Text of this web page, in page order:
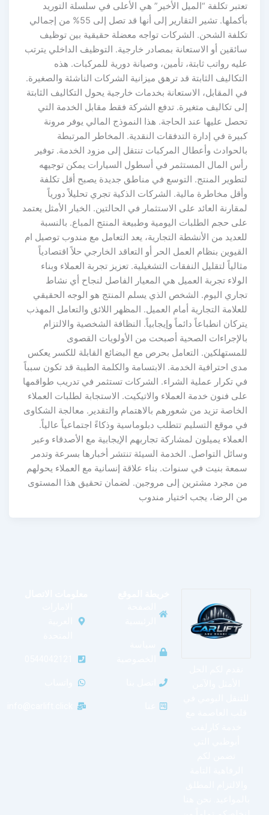
تعتبر تكلفة “الميل الأخير” هي الأعلى في سلسلة التوريد
بأكملها. تشير التقارير إلى أنها قد تصل إلى 55% من إجمالي
تكلفة الشحن. الشركات تواجه معضلة حقيقية بين توظيف
سائقين أو الاستعانة بمصادر خارجية. التوظيف الداخلي يترتب
عليه رواتب ثابتة، تأمين، وصيانة دورية للمركبات. هذه
التكاليف الثابتة قد ترهق ميزانية الشركات الناشئة والصغيرة.
في المقابل، الاستعانة بخدمات خارجية يحول التكاليف الثابتة
إلى تكاليف متغيرة. تدفع الشركة فقط مقابل الخدمة التي
تحصل عليها عند الحاجة. هذا النموذج المالي يوفر مرونة
كبيرة في إدارة التدفقات النقدية. المخاطر المرتبطة
بالحوادث وأعطال المركبات تنتقل إلى مزود الخدمة. توفير
رأس المال المستثمر في أسطول السيارات يمكن توجيهه
لتطوير المنتج. التوسع في مناطق جديدة يصبح أقل تكلفة
وأقل مخاطرة مالية. الشركات الذكية تجري تحليلاً دورياً
لمقارنة العائد على الاستثمار في الحالتين. الخيار الأمثل يعتمد
على حجم الطلبات اليومية وطبيعة المنتج المباع. بالنسبة
للعديد من الأنشطة التجارية، يعد التعامل مع مندوب توصيل ام
القيوين بنظام العمل الحر أو التعاقد الخارجي حلاً اقتصادياً
مثالياً لتقليل النفقات التشغيلية. تعزيز تجربة العملاء وبناء
الولاء تجربة العميل هي المعيار الفاصل لنجاح أي نشاط
تجاري اليوم. الشخص الذي يسلم المنتج هو الوجه الحقيقي
للعلامة التجارية أمام العميل. المظهر اللائق والتعامل المهذب
يتركان انطباعاً دائماً وإيجابياً. النظافة الشخصية والالتزام
بالإجراءات الصحية أصبحت من الأولويات القصوى
للمستهلكين. التعامل بحرص مع البضائع القابلة للكسر يعكس
مدى احترافية الخدمة. الابتسامة والكلمة الطيبة قد تكون سبباً
في تكرار عملية الشراء. الشركات تستثمر في تدريب طواقمها
على فنون خدمة العملاء والاتيكيت. الاستجابة لطلبات العملاء
الخاصة تزيد من شعورهم بالاهتمام والتقدير. معالجة الشكاوى
في موقع التسليم تتطلب دبلوماسية وذكاءً اجتماعياً عالياً.
العملاء يميلون لمشاركة تجاربهم الإيجابية مع الأصدقاء وعبر
وسائل التواصل. الخدمة السيئة تنتشر أخبارها بسرعة وتدمر
سمعة بنيت في سنوات. بناء علاقة إنسانية مع العملاء يحولهم
من مجرد مشترين إلى مروجين. لضمان تحقيق هذا المستوى
من الرضا، يجب اختيار مندوب